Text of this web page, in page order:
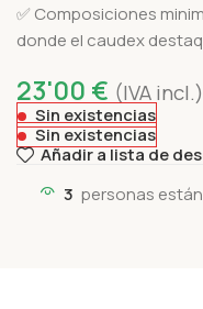
✅ Composiciones
donde el caudex
23'00 € (IVA incl.)
Sin existencias
Sin existencias
Añadir a lista de
3 personas